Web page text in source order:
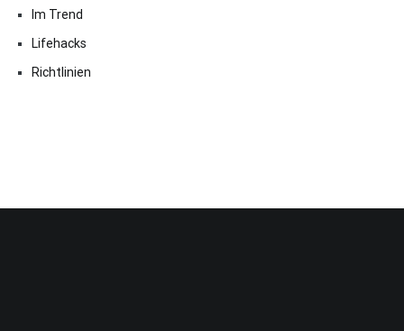
Im Trend
Lifehacks
Richtlinien